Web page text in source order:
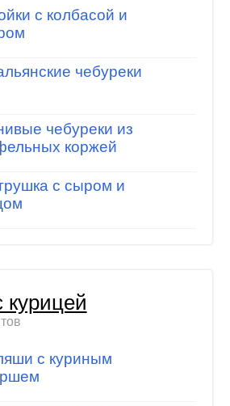
с колбасой и
чебуреки
чебуреки из
коржей
с сыром и
курицей
с куриным